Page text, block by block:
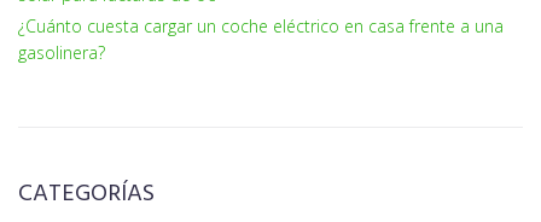
¿Cuánto cuesta cargar un coche eléctrico en casa frente a una
gasolinera?
CATEGORÍAS